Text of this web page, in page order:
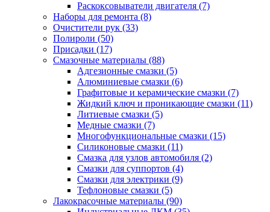
Раскоксовыватели двигателя (7)
Наборы для ремонта (8)
Очистители рук (33)
Полироли (50)
Присадки (17)
Смазочные материалы (88)
Адгезионные смазки (5)
Алюминиевые смазки (6)
Графитовые и керамические смазки (7)
Жидкий ключ и проникающие смазки (11)
Литиевые смазки (5)
Медные смазки (7)
Многофункциональные смазки (15)
Силиконовые смазки (11)
Смазка для узлов автомобиля (2)
Смазки для суппортов (4)
Смазки для электрики (9)
Тефлоновые смазки (5)
Лакокрасочные материалы (90)